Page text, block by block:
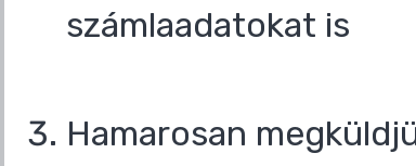
számlaadatokat is
Hamarosan